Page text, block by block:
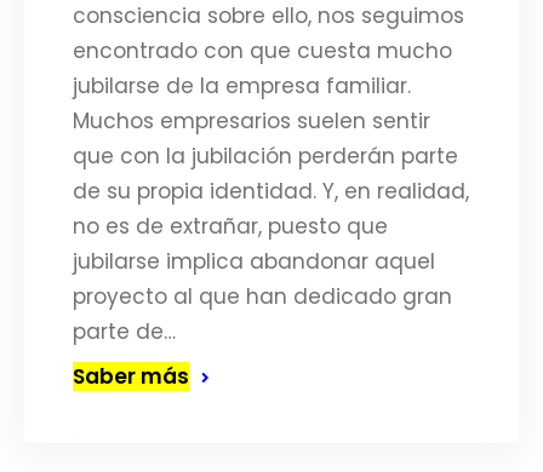
consciencia sobre ello, nos seguimos
encontrado con que cuesta mucho
jubilarse de la empresa familiar.
Muchos empresarios suelen sentir
que con la jubilación perderán parte
de su propia identidad. Y, en realidad,
no es de extrañar, puesto que
jubilarse implica abandonar aquel
proyecto al que han dedicado gran
parte de…
Saber más